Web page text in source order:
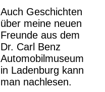
Auch Geschichten
über meine neuen
Freunde aus dem
Dr. Carl Benz
Automobilmuseum
in Ladenburg kann
man nachlesen.